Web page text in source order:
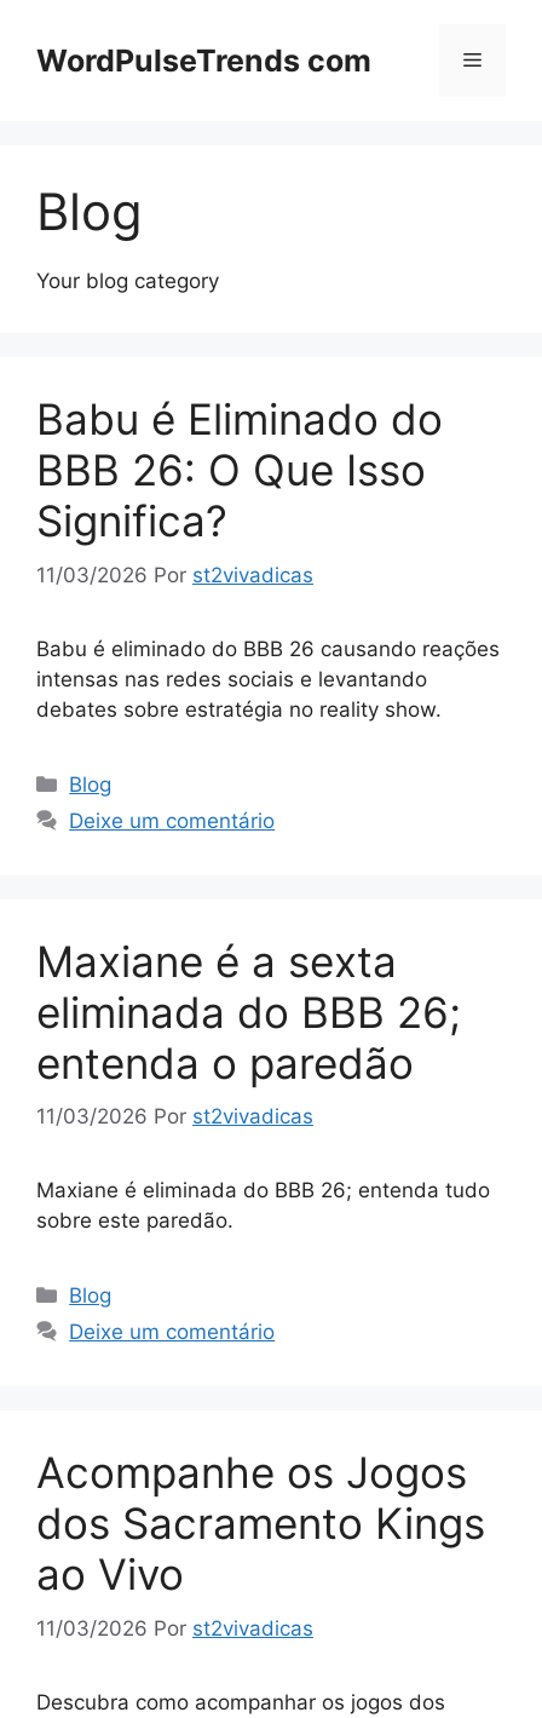
paraWordPulseTrends com Menu
Blog
Your blog category
Babu é Eliminado do
BBB 26: O Que Isso
Significa?
11/03/2026 Por st2vivadicas
Babu é eliminado do BBB 26 causando reações
intensas nas redes sociais e levantando
debates sobre estratégia no reality show.
Categorias
Blog
Deixe um comentário
Maxiane é a sexta
eliminada do BBB 26;
entenda o paredão
11/03/2026 Por st2vivadicas
Maxiane é eliminada do BBB 26; entenda tudo
sobre este paredão.
Categorias
Blog
Deixe um comentário
Acompanhe os Jogos
dos Sacramento Kings
ao Vivo
11/03/2026 Por st2vivadicas
Descubra como acompanhar os jogos dos